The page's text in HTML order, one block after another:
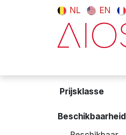
Overslaan naar inhoud
NL EN
Prijsklasse
Beschikbaarheid